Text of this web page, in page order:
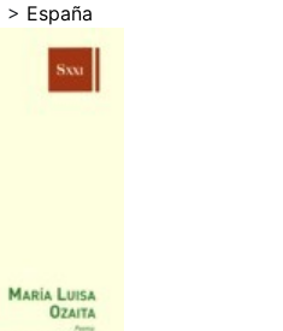
> España